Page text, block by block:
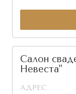
Салон
Невеста"
АДРЕС